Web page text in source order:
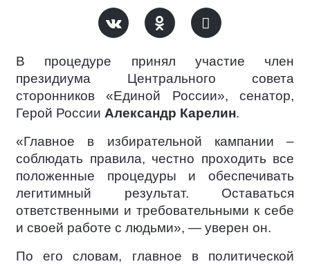
В процедуре принял участие член
президиума Центрального совета
сторонников «Единой России», сенатор,
Герой России Александр Карелин.
«Главное в избирательной кампании –
соблюдать правила, честно проходить все
положенные процедуры и обеспечивать
легитимный результат. Оставаться
ответственными и требовательными к себе
и своей работе с людьми», — уверен он.
По его словам, главное в политической